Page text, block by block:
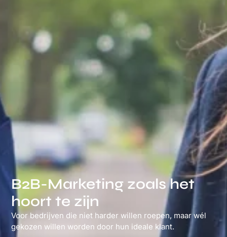
B2B-Marketing zoals het
hoort te zijn
Voor bedrijven die niet harder willen roepen, maar wél
gekozen willen worden door hun ideale klant.